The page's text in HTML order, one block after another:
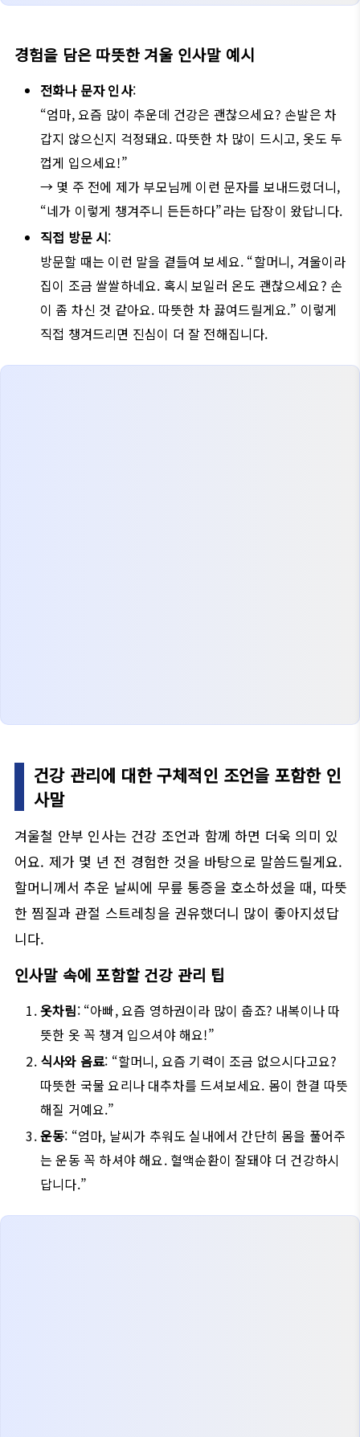
경험을 담은 따뜻한 겨울 인사말 예시
전화나 문자 인사:
“엄마, 요즘 많이 추운데 건강은 괜찮으세요? 손발은 차
갑지 않으신지 걱정돼요. 따뜻한 차 많이 드시고, 옷도 두
껍게 입으세요!”
→ 몇 주 전에 제가 부모님께 이런 문자를 보내드렸더니,
“네가 이렇게 챙겨주니 든든하다”라는 답장이 왔답니다.
직접 방문 시:
방문할 때는 이런 말을 곁들여 보세요. “할머니, 겨울이라
집이 조금 쌀쌀하네요. 혹시 보일러 온도 괜찮으세요? 손
이 좀 차신 것 같아요. 따뜻한 차 끓여드릴게요.” 이렇게
직접 챙겨드리면 진심이 더 잘 전해집니다.
건강 관리에 대한 구체적인 조언을 포함한 인
사말
겨울철 안부 인사는 건강 조언과 함께 하면 더욱 의미 있
어요. 제가 몇 년 전 경험한 것을 바탕으로 말씀드릴게요.
할머니께서 추운 날씨에 무릎 통증을 호소하셨을 때, 따뜻
한 찜질과 관절 스트레칭을 권유했더니 많이 좋아지셨답
니다.
인사말 속에 포함할 건강 관리 팁
옷차림: “아빠, 요즘 영하권이라 많이 춥죠? 내복이나 따
뜻한 옷 꼭 챙겨 입으셔야 해요!”
식사와 음료: “할머니, 요즘 기력이 조금 없으시다고요?
따뜻한 국물 요리나 대추차를 드셔보세요. 몸이 한결 따뜻
해질 거예요.”
운동: “엄마, 날씨가 추워도 실내에서 간단히 몸을 풀어주
는 운동 꼭 하셔야 해요. 혈액순환이 잘돼야 더 건강하시
답니다.”